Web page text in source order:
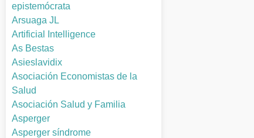
epistemócrata
Arsuaga JL
Artificial Intelligence
As Bestas
Asieslavidix
Asociación Economistas de la
Salud
Asociación Salud y Familia
Asperger
Asperger síndrome